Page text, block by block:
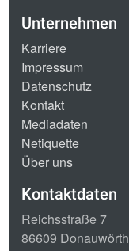
Unternehmen
Karriere
Impressum
Datenschutz
Kontakt
Mediadaten
Netiquette
Über uns
Kontaktdaten
Reichsstraße 7
86609 Donauwörth